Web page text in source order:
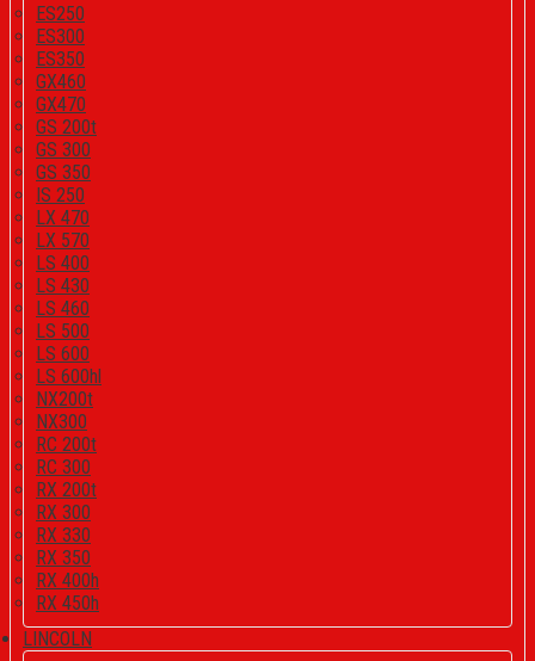
ES250
ES300
ES350
GX460
GX470
GS 200t
GS 300
GS 350
IS 250
LX 470
LX 570
LS 400
LS 430
LS 460
LS 500
LS 600
LS 600hl
NX200t
NX300
RC 200t
RC 300
RX 200t
RX 300
RX 330
RX 350
RX 400h
RX 450h
LINCOLN